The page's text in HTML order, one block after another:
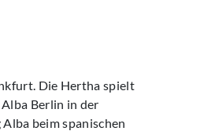
Die Hertha spielt
Berlin in der
beim spanischen